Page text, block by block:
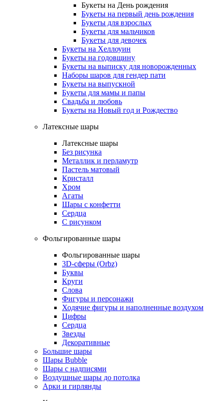
Букеты на День рождения
Букеты на первый день рождения
Букеты для взрослых
Букеты для мальчиков
Букеты для девочек
Букеты на Хеллоуин
Букеты на годовщину
Букеты на выписку для новорожденных
Наборы шаров для гендер пати
Букеты на выпускной
Букеты для мамы и папы
Свадьба и любовь
Букеты на Новый год и Рождество
Латексные шары
Латексные шары
Без рисунка
Металлик и перламутр
Пастель матовый
Кристалл
Хром
Агаты
Шары с конфетти
Сердца
С рисунком
Фольгированные шары
Фольгированные шары
3D-сферы (Orbz)
Буквы
Круги
Слова
Фигуры и персонажи
Ходячие фигуры и наполненные воздухом
Цифры
Сердца
Звезды
Декоративные
Большие шары
Шары Bubble
Шары с надписями
Воздушные шары до потолка
Арки и гирлянды